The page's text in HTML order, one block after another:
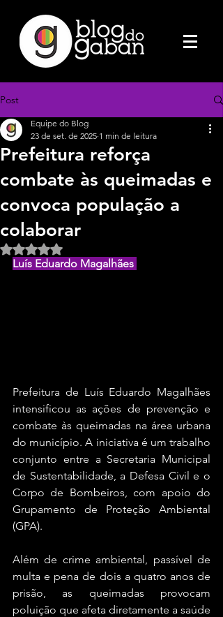
Post
Prefeitura reforça
combate às queimadas e
convoca população a
colaborar
Equipe do Blog
23 de set. de 2025 1 min de leitura
Avaliado com NaN de 5 estrelas.
Luís Eduardo Magalhães
Prefeitura de Luís Eduardo Magalhães
intensificou as ações de prevenção e
combate às queimadas na área urbana
do município. A iniciativa é um trabalho
conjunto entre a Secretaria Municipal
de Sustentabilidade, a Defesa Civil e o
Corpo de Bombeiros, com apoio do
Grupamento de Proteção Ambiental
(GPA).
Além de crime ambiental, passível de
multa e pena de dois a quatro anos de
prisão, as queimadas provocam
poluição que afeta diretamente a saúde